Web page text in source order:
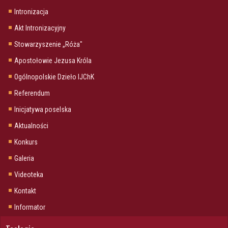
Intronizacja
Akt Intronizacyjny
Stowarzyszenie „Róża"
Apostołowie Jezusa Króla
Ogólnopolskie Dzieło IJChK
Referendum
Inicjatywa poselska
Aktualności
Konkurs
Galeria
Videoteka
Kontakt
Informator